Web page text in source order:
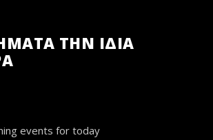
ΤΗΝ ΙΔΙΑ
events for today